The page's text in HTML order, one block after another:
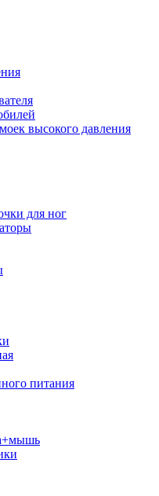
высокого давления
для ног
питания